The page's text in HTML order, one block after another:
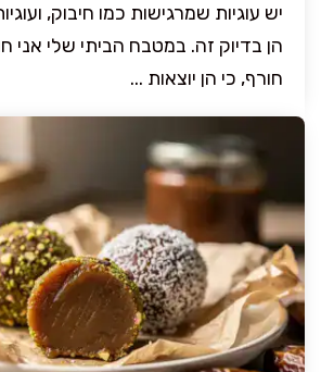
יש עוגיות שמרגישות כמו חיבוק,
הן בדיוק זה. במטבח הביתי שלי אני
חורף, כי הן יוצאות ...